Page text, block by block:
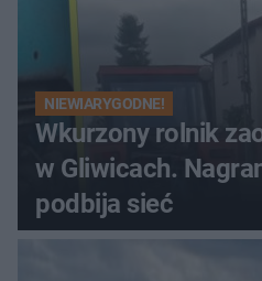
NIEWIARYGODNE!
Wkurzony rolnik
w Gliwicach.
podbija sieć